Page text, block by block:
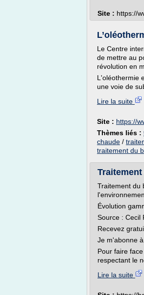
Site : https://
Le Centre
de mettre au
révolution en
L'oléothermie
une voie de
Lire la suite
Site : https://
Thèmes liés :
chaude /
traitement du
Traitement du
Évolution
Source : Cecil
Recevez
Je m'abonne
Pour faire
respectant le
Lire la suite